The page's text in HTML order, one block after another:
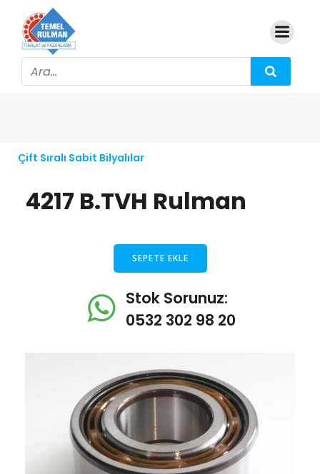
Çift Sıralı Sabit Bilyalılar
4217 B.TVH Rulman
SEPETE EKLE
Stok Sorunuz:
0532 302 98 20